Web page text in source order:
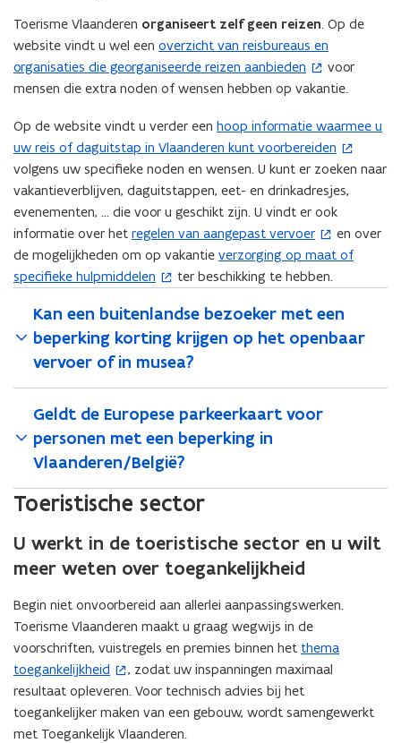
Toerisme Vlaanderen organiseert zelf geen reizen. Op de
website vindt u wel een overzicht van reisbureaus en
organisaties die georganiseerde reizen aanbieden
(
o
p
n
t
i
n
n
i
e
u
v
e
n
s
t
e
)
voor
mensen die extra noden of wensen hebben op vakantie.
Op de website vindt u verder een hoop informatie waarmee u
uw reis of daguitstap in Vlaanderen kunt voorbereiden
(
o
p
e
n
t
n
i
e
w
n
t
r
volgens uw specifieke noden en wensen. U kunt er zoeken naar
vakantieverblijven, daguitstappen, eet- en drinkadresjes,
evenementen, ... die voor u geschikt zijn. U vindt er ook
informatie over het regelen van aangepast vervoer
(
o
p
n
t
n
e
u
w
v
e
s
t
e
r
en over
de mogelijkheden om op vakantie verzorging op maat of
specifieke hulpmiddelen
(
o
e
n
i
n
i
u
v
n
s
t
e
r
)
ter beschikking te hebben.
Kan een buitenlandse bezoeker met een
beperking korting krijgen op het openbaar
vervoer of in musea?
Geldt de Europese parkeerkaart voor
personen met een beperking in
Vlaanderen/België?
Toeristische sector
U werkt in de toeristische sector en u wilt
meer weten over toegankelijkheid
Begin niet onvoorbereid aan allerlei aanpassingswerken.
Toerisme Vlaanderen maakt u graag wegwijs in de
voorschriften, vuistregels en premies binnen het thema
toegankelijkheid
(
o
p
e
, zodat uw inspanningen maximaal
resultaat opleveren. Voor technisch advies bij het
toegankelijker maken van een gebouw, wordt samengewerkt
met Toegankelijk Vlaanderen.